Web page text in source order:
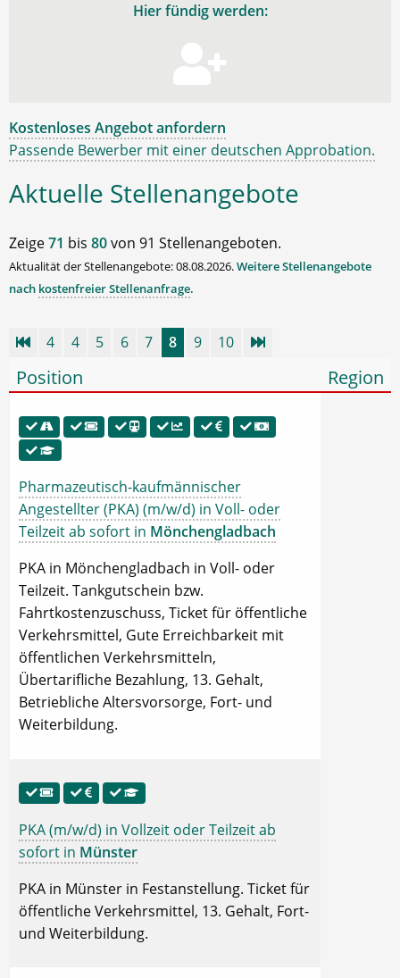
Hier fündig werden:
Kostenloses Angebot anfordern
Passende Bewerber mit einer deutschen Approbation.
Aktuelle Stellenangebote
Zeige71 bis 80von 91 Stellenangeboten.
Aktualität der Stellenangebote: 08.08.2026.Weitere Stellenangebote
nach kostenfreier Stellenanfrage.
4 4 5 6 7 8 9 10
Position Region
Pharmazeutisch-kaufmännischer
Angestellter (PKA) (m/w/d) in Voll- oder
Teilzeit ab sofort in Mönchengladbach
PKA in Mönchengladbach in Voll- oder
Teilzeit. Tankgutschein bzw.
Fahrtkostenzuschuss, Ticket für öffentliche
Verkehrsmittel, Gute Erreichbarkeit mit
öffentlichen Verkehrsmitteln,
Übertarifliche Bezahlung, 13. Gehalt,
Betriebliche Altersvorsorge, Fort- und
Weiterbildung.
PKA (m/w/d) in Vollzeit oder Teilzeit ab
sofort in Münster
PKA in Münster in Festanstellung. Ticket für
öffentliche Verkehrsmittel, 13. Gehalt, Fort-
und Weiterbildung.